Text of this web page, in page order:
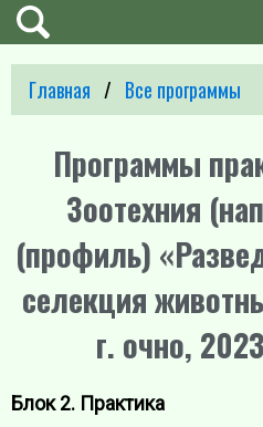
Главная Все программы
Программы
Зоотехния
(профиль)
селекция
г. очно,
Блок 2. Практика